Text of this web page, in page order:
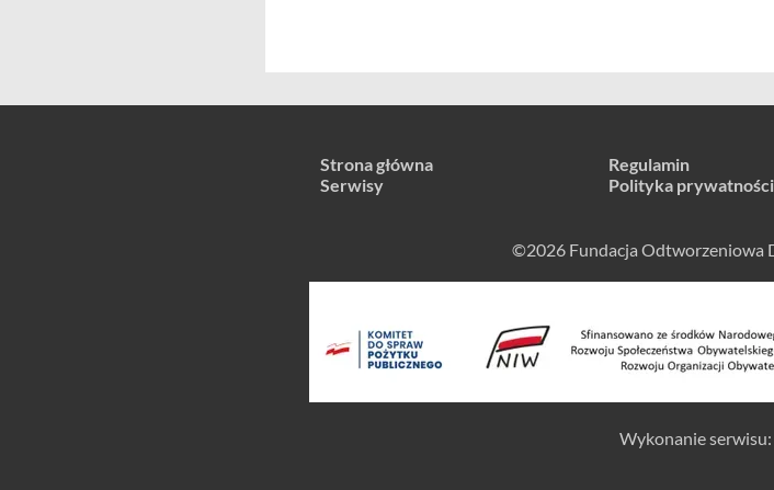
Strona główna
Serwisy
Regulamin
Polityka prywatności
©2026 Fundacja Odtworzeniowa
Wykonanie serwisu: